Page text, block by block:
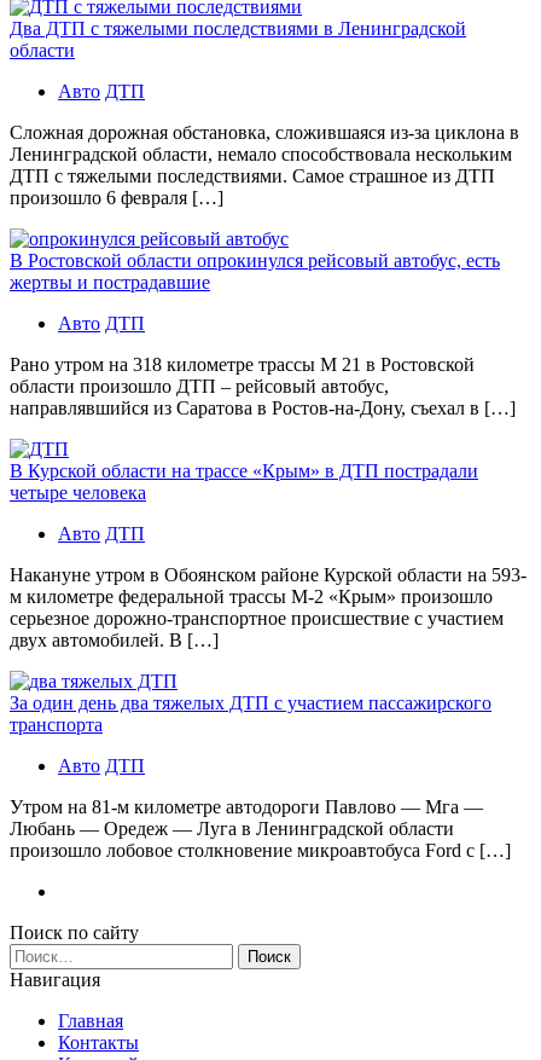
Два ДТП с тяжелыми последствиями в Ленинградской
области
Авто ДТП
Сложная дорожная обстановка, сложившаяся из-за циклона в
Ленинградской области, немало способствовала нескольким
ДТП с тяжелыми последствиями. Самое страшное из ДТП
произошло 6 февраля […]
В Ростовской области опрокинулся рейсовый автобус, есть
жертвы и пострадавшие
Авто ДТП
Рано утром на 318 километре трассы М 21 в Ростовской
области произошло ДТП – рейсовый автобус,
направлявшийся из Саратова в Ростов-на-Дону, съехал в […]
В Курской области на трассе «Крым» в ДТП пострадали
четыре человека
Авто ДТП
Накануне утром в Обоянском районе Курской области на 593-
м километре федеральной трассы М-2 «Крым» произошло
серьезное дорожно-транспортное происшествие с участием
двух автомобилей. В […]
За один день два тяжелых ДТП с участием пассажирского
транспорта
Авто ДТП
Утром на 81-м километре автодороги Павлово — Мга —
Любань — Оредеж — Луга в Ленинградской области
произошло лобовое столкновение микроавтобуса Ford с […]
Поиск по сайту
Найти:
Навигация
Главная
Контакты